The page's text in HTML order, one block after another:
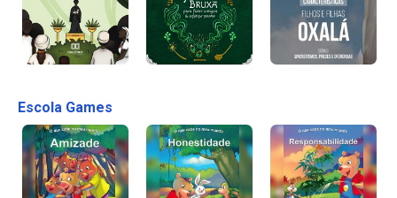
Escola Games